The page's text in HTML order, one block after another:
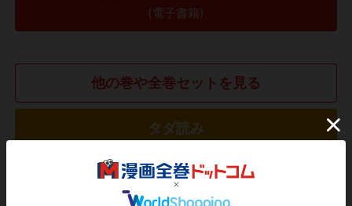
(電子書籍)
他の巻や全巻セットを見る
タダ読み
欲しいリストに追加する